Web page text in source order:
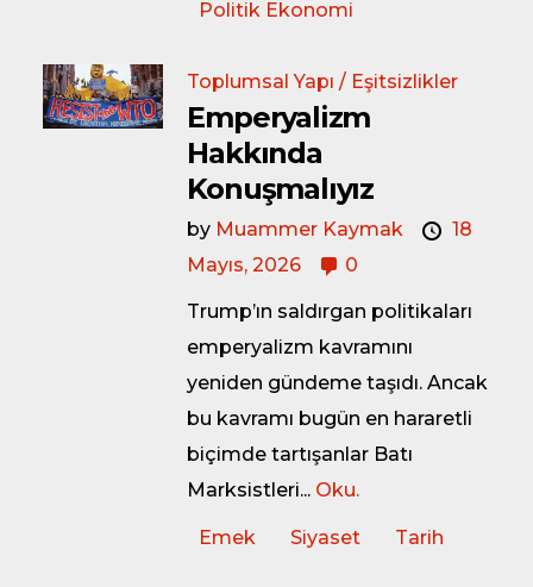
Politik Ekonomi
Toplumsal Yapı / Eşitsizlikler
Emperyalizm
Hakkında
Konuşmalıyız
by Muammer Kaymak
18
Mayıs, 2026
0
Trump’ın saldırgan politikaları
emperyalizm kavramını
yeniden gündeme taşıdı. Ancak
bu kavramı bugün en hararetli
biçimde tartışanlar Batı
Marksistleri... Oku.
Emek Siyaset Tarih